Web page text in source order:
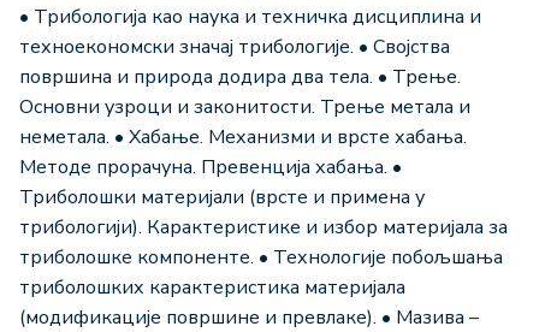
• Трибологија као наука и техничка дисциплина и
техноекономски значај трибологије. • Својства
површина и природа додира два тела. • Трење.
Основни узроци и законитости. Трење метала и
неметала. • Хабање. Механизми и врсте хабања.
Методе прорачуна. Превенција хабања. •
Триболошки материјали (врсте и примена у
трибологији). Карактеристике и избор материјала за
триболошке компоненте. • Технологије побољшања
триболошких карактеристика материјала
(модификације површине и превлаке). • Мазива –